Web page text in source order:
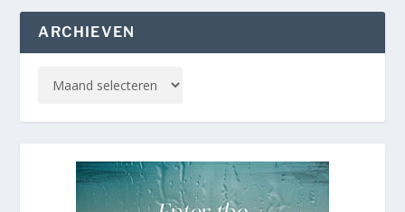
ARCHIEVEN